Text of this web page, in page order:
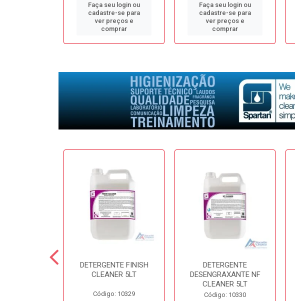
Faça seu login ou
cadastre-se para
ver preços e
comprar
Faça seu login ou
cadastre-se para
ver preços e
comprar
DETERGENTE FINISH
CLEANER 5LT
Código: 10329
DETERGENTE
DESENGRAXANTE NF
CLEANER 5LT
Código: 10330